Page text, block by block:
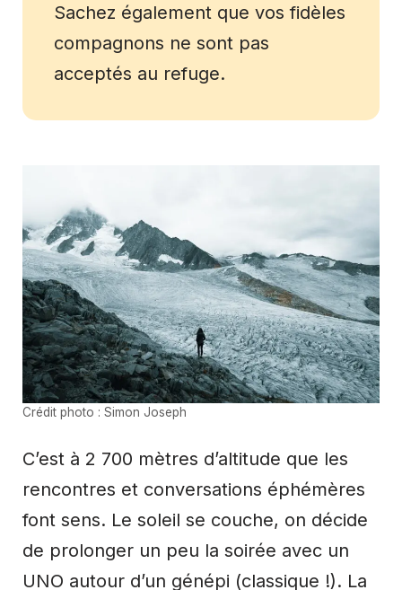
Sachez également que vos fidèles
compagnons ne sont pas
acceptés au refuge.
Crédit photo : Simon Joseph
C’est à 2 700 mètres d’altitude que les
rencontres et conversations éphémères
font sens. Le soleil se couche, on décide
de prolonger un peu la soirée avec un
UNO autour d’un génépi (classique !). La